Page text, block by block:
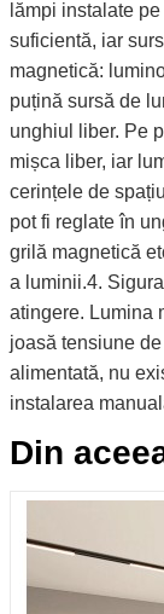
lămpi instalate
suficientă, iar
magnetică:
puțină sursă de
unghiul liber. Pe
mișca liber, iar
cerințele de
pot fi reglate în
grilă magnetică
a luminii.4.
atingere. Lumina
joasă tensiune
alimentată, nu
instalarea
Din